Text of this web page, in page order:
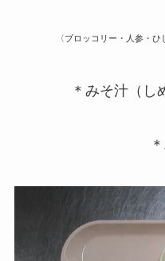
〈ブロッコリー・人参・
＊みそ汁（し